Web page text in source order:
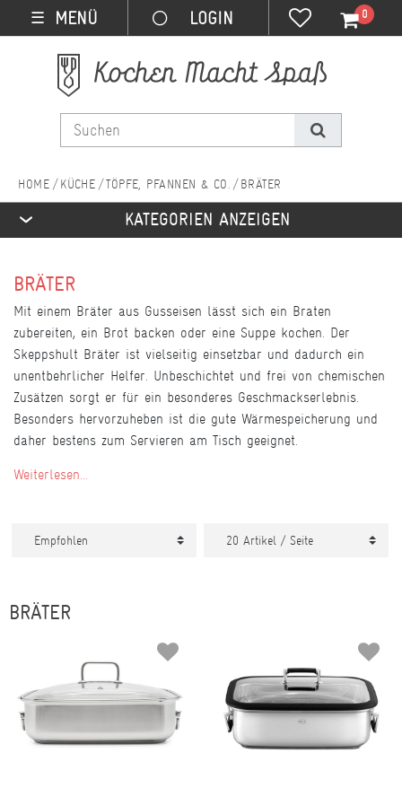
☰ MENÜ 0
KÜCHE TÖPFE, PFANNEN & CO. BRÄTER
KATEGORIEN ANZEIGEN
BRÄTER
Mit einem Bräter aus Gusseisen lässt sich ein Braten
zubereiten, ein Brot backen oder eine Suppe kochen. Der
Skeppshult Bräter ist vielseitig einsetzbar und dadurch ein
unentbehrlicher Helfer. Unbeschichtet und frei von chemischen
Zusätzen sorgt er für ein besonderes Geschmackserlebnis.
Besonders hervorzuheben ist die gute Wärmespeicherung und
daher bestens zum Servieren am Tisch geeignet.
Weiterlesen...
BRÄTER